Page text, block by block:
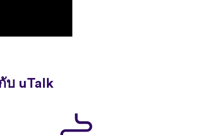
บ uTalk